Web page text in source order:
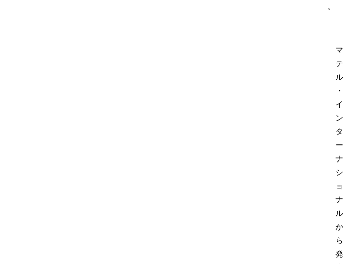
。
マ
テ
ル
・
イ
ン
タ
ー
ナ
シ
ョ
ナ
ル
か
ら
発